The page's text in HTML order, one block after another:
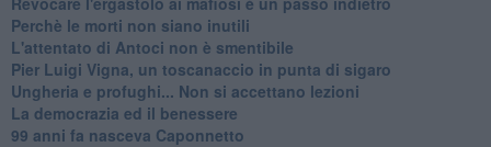
Perchè le morti non siano inutili
L'attentato di Antoci non è smentibile
Pier Luigi Vigna, un toscanaccio in punta di sigaro
Ungheria e profughi... Non si accettano lezioni
La democrazia ed il benessere
99 anni fa nasceva Caponnetto